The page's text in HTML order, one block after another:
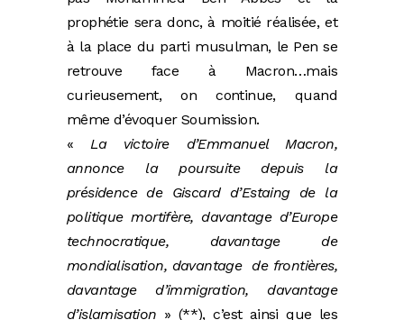
prophétie sera donc, à moitié réalisée, et
à la place du parti musulman, le Pen se
retrouve face à Macron…mais
curieusement, on continue, quand
même d’évoquer Soumission.
« La victoire d’Emmanuel Macron,
annonce la poursuite depuis la
présidence de Giscard d’Estaing de la
politique mortifère, davantage d’Europe
technocratique, davantage de
mondialisation, davantage de frontières,
davantage d’immigration, davantage
d’islamisation » (**), c’est ainsi que les